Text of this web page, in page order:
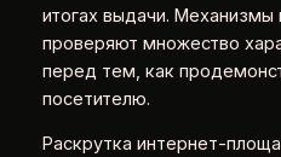
итогах выдачи.
проверяют множество
перед тем, как
посетителю.
Раскрутка интернет-